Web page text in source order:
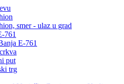
smer - ulaz u grad
761
E-761
put
trg